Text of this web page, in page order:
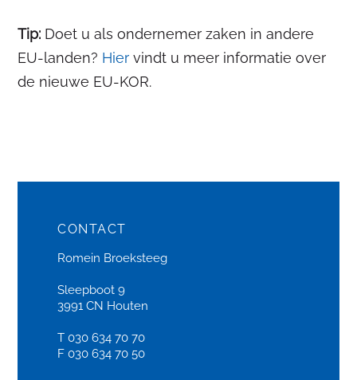
Tip: Doet u als ondernemer zaken in andere
EU-landen? Hier vindt u meer informatie over
de nieuwe EU-KOR.
CONTACT
Romein Broeksteeg
Sleepboot 9
3991 CN Houten
T 030 634 70 70
F 030 634 70 50